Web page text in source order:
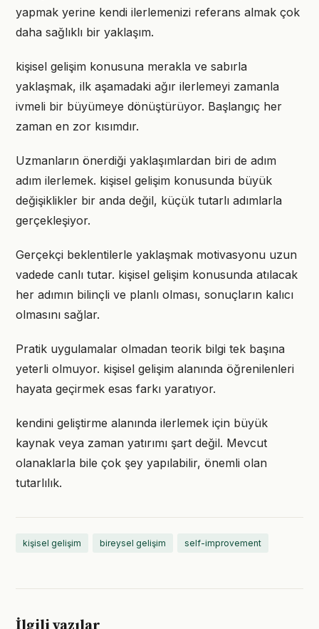
yapmak yerine kendi ilerlemenizi referans almak çok
daha sağlıklı bir yaklaşım.
kişisel gelişim konusuna merakla ve sabırla
yaklaşmak, ilk aşamadaki ağır ilerlemeyi zamanla
ivmeli bir büyümeye dönüştürüyor. Başlangıç her
zaman en zor kısımdır.
Uzmanların önerdiği yaklaşımlardan biri de adım
adım ilerlemek. kişisel gelişim konusunda büyük
değişiklikler bir anda değil, küçük tutarlı adımlarla
gerçekleşiyor.
Gerçekçi beklentilerle yaklaşmak motivasyonu uzun
vadede canlı tutar. kişisel gelişim konusunda atılacak
her adımın bilinçli ve planlı olması, sonuçların kalıcı
olmasını sağlar.
Pratik uygulamalar olmadan teorik bilgi tek başına
yeterli olmuyor. kişisel gelişim alanında öğrenilenleri
hayata geçirmek esas farkı yaratıyor.
kendini geliştirme alanında ilerlemek için büyük
kaynak veya zaman yatırımı şart değil. Mevcut
olanaklarla bile çok şey yapılabilir, önemli olan
tutarlılık.
kişisel gelişim bireysel gelişim self-improvement